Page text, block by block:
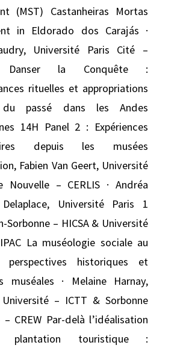
(MST) Castanheiras Mortas
in Eldorado dos Carajás ·
Université Paris Cité –
Danser la Conquête :
rituelles et appropriations
du passé dans les Andes
14H Panel 2 : Expériences
depuis les musées
Fabien Van Geert, Université
Nouvelle – CERLIS · Andréa
Université Paris 1
Sorbonne – HICSA & Université
La muséologie sociale au
historiques et
muséales · Melaine Harnay,
– ICTT & Sorbonne
– CREW Par-delà l’idéalisation
touristique :